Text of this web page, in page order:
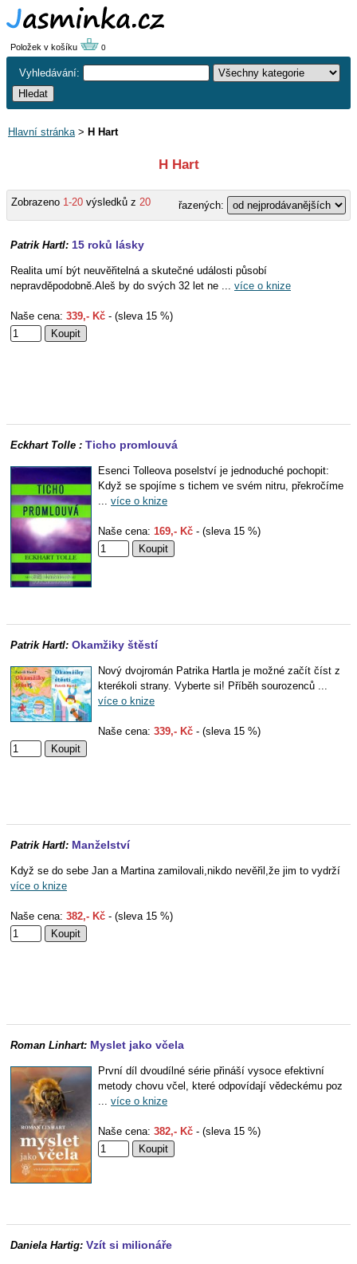
Položek v košíku 0
Vyhledávání:
Hlavní stránka> H Hart
H Hart
Zobrazeno 1-20 výsledků z 20 řazených:
Patrik Hartl: 15 roků lásky
Realita umí být neuvěřitelná a skutečné události působí
nepravděpodobně.Aleš by do svých 32 let ne ... více o knize
Naše cena: 339,- Kč - (sleva 15 %)
Eckhart Tolle : Ticho promlouvá
Esenci Tolleova poselství je jednoduché pochopit:
Když se spojíme s tichem ve svém nitru, překročíme
... více o knize
Naše cena: 169,- Kč - (sleva 15 %)
Patrik Hartl: Okamžiky štěstí
Nový dvojromán Patrika Hartla je možné začít číst z
kterékoli strany. Vyberte si! Příběh sourozenců ...
více o knize
Naše cena: 339,- Kč - (sleva 15 %)
Patrik Hartl: Manželství
Když se do sebe Jan a Martina zamilovali,nikdo nevěřil,že jim to vydrží
více o knize
Naše cena: 382,- Kč - (sleva 15 %)
Roman Linhart: Myslet jako včela
První díl dvoudílné série přináší vysoce efektivní
metody chovu včel, které odpovídají vědeckému poz
... více o knize
Naše cena: 382,- Kč - (sleva 15 %)
Daniela Hartig: Vzít si milionáře